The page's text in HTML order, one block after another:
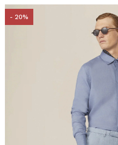
- 20%